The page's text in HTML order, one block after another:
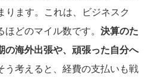
ります。これは、ビジネスク
どのマイル数です。 決算のた
の海外出張や、頑張った自分へ
う考えると、経費の支払いも戦